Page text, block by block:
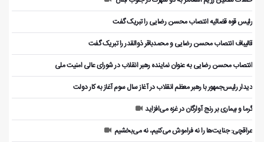
رئیس قوه قضائیه انتصاب محسن رضایی را تبریک گفت
قالیباف انتصاب محسن رضایی و محمدباقر ذوالقدر را تبریک گفت
انتصاب محسن رضایی به عنوان نماینده رهبر انقلاب در شورای عالی امنیت ملی
دیدار رئیس‌جمهور با رهبر معظم انقلاب در آغاز سال سوم آغاز به کار دولت
گرما و بیماری بر رنج آوارگان در غزه می‌افزاید
عراقچی: جنایت‌ها را نه فراموش می‌کنیم، نه می‌بخشیم